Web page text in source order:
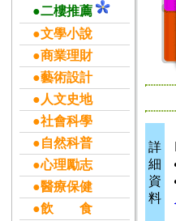
●二樓推薦
●文學小說
●商業理財
●藝術設計
●人文史地
●社會科學
●自然科普
●心理勵志
●醫療保健
●飲 食
詳
細
資
料